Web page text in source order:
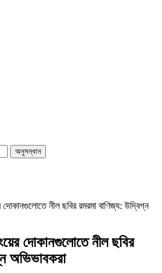
দোকানগুলোতে নীল ছবির রমরমা বাণিজ্য: উদ্বিগ্ন
দোকানগুলোতে নীল ছবির
অভিভাবকরা